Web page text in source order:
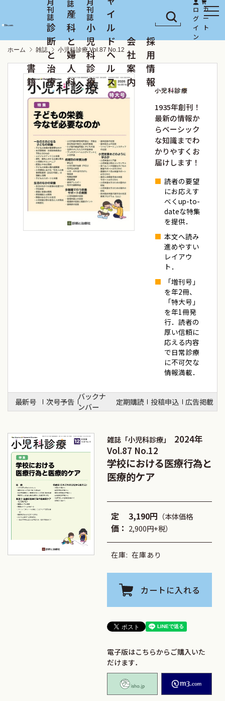
書
籍
診
断
と
治
療
産
科
と
婦
人
科
小
児
科
診
療
イ
ル
ド
ヘ
ル
ス
会
社
案
内
採
用
情
報
ホーム 雑誌 小児科診療 Vol.87 No.12
1935年創刊！
最新の情報か
らベーシック
な知識までわ
かりやすくお
届けします！
読者の要望
にお応えす
べくup-to-
dateな特集
を提供．
本文へ読み
進めやすい
レイアウ
ト．
「増刊号」
を年2冊、
「特大号」
を年1冊発
行．読者の
厚い信頼に
応える内容
で日常診療
に不可欠な
情報満載．
最新号 次号予告
バックナ
ンバー
定期購読 投稿申込 広告掲載
雑誌「小児科診療」
2024年
Vol.87 No.12
学校における医療行為と
医療的ケア
定
価：
3,190円 （本体価格
2,900円+税）
在庫: 在庫あり
カートに入れる
電子版はこちらからご購入いた
だけます．
isho.jp